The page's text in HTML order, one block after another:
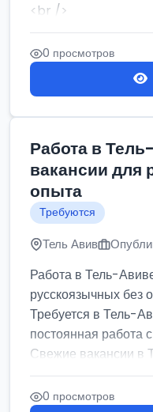
<br />
Работа в Нетании
требу...
0 просмотров
Работа в
вакансии для
опыта
Требуются
Тель Авив
Работа в Тель-
русскоязычных без
Требуется в Тель-
постоянная работа
Свежие вакансии в
женщин от хозя...
0 просмотров